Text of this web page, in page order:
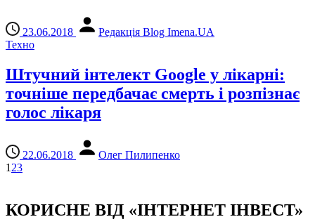
23.06.2018
Редакція Blog Imena.UA
Техно
Штучний інтелект Google у лікарні:
точніше передбачає смерть і розпізнає
голос лікаря
22.06.2018
Олег Пилипенко
1 23
КОРИСНЕ ВІД «ІНТЕРНЕТ ІНВЕСТ»